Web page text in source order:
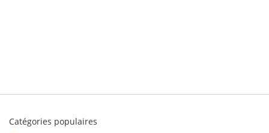
Catégories populaires